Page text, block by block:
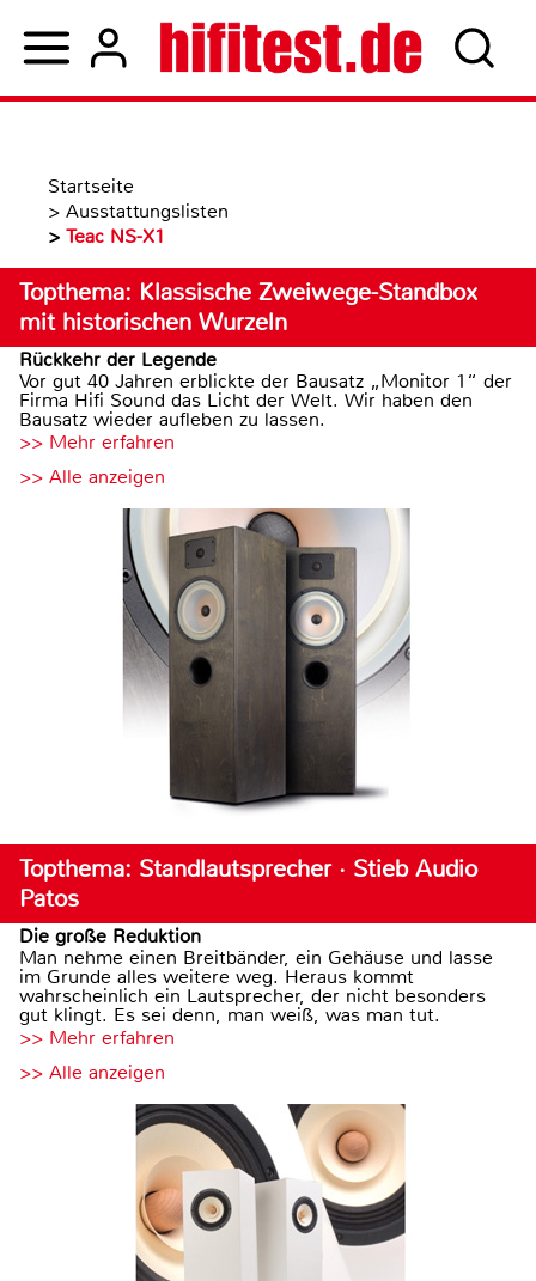
Startseite
> Ausstattungslisten
> Teac NS-X1
Topthema: Klassische Zweiwege-Standbox
mit historischen Wurzeln
Rückkehr der Legende
Vor gut 40 Jahren erblickte der Bausatz „Monitor 1“ der
Firma Hifi Sound das Licht der Welt. Wir haben den
Bausatz wieder aufleben zu lassen.
>> Mehr erfahren
>> Alle anzeigen
Topthema: Standlautsprecher · Stieb Audio
Patos
Die große Reduktion
Man nehme einen Breitbänder, ein Gehäuse und lasse
im Grunde alles weitere weg. Heraus kommt
wahrscheinlich ein Lautsprecher, der nicht besonders
gut klingt. Es sei denn, man weiß, was man tut.
>> Mehr erfahren
>> Alle anzeigen